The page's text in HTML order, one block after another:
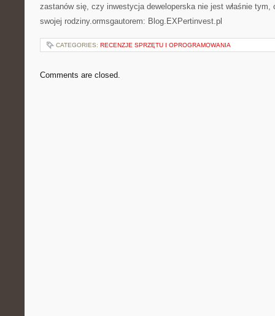
zastanów się, czy inwestycja deweloperska nie jest⁤ właśnie
swojej rodziny.ormsgautorem: Blog.EXPertinvest.pl
CATEGORIES: RECENZJE SPRZĘTU I OPROGRAMOWANIA
Comments are closed.